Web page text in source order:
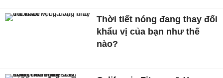
Thời tiết nóng đang thay đổi
khẩu vị của bạn như thế
nào?